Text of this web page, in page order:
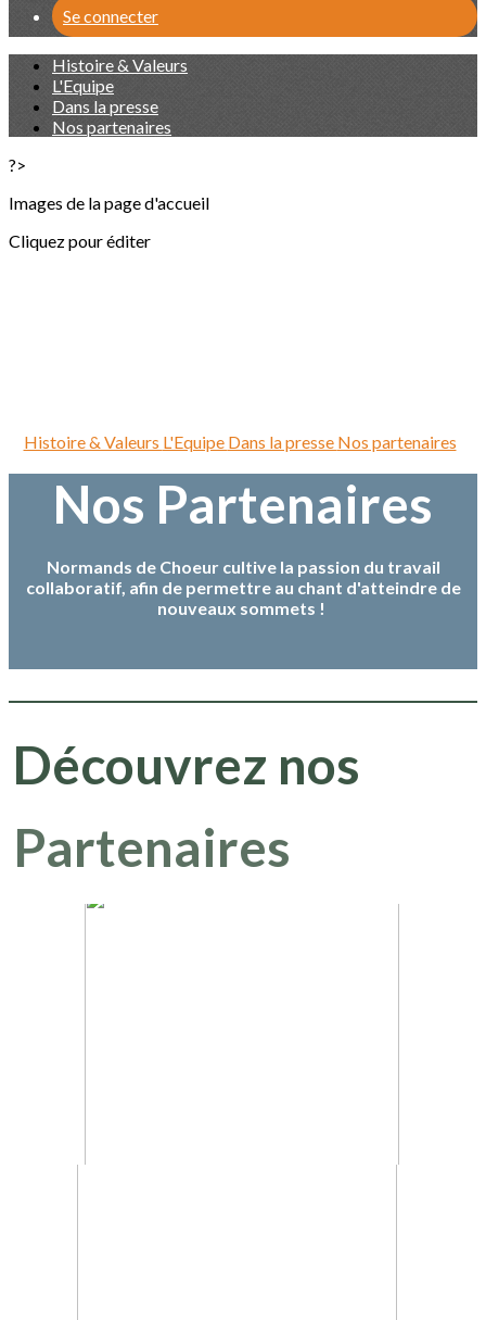
Se connecter
Histoire & Valeurs
L'Equipe
Dans la presse
Nos partenaires
?>
Images de la page d'accueil
Cliquez pour éditer
Histoire & Valeurs L'Equipe Dans la presse Nos partenaires
Nos Partenaires
Normands de Choeur cultive la passion du travail
collaboratif, afin de permettre au chant d'atteindre de
nouveaux sommets !
Découvrez nos
Partenaires